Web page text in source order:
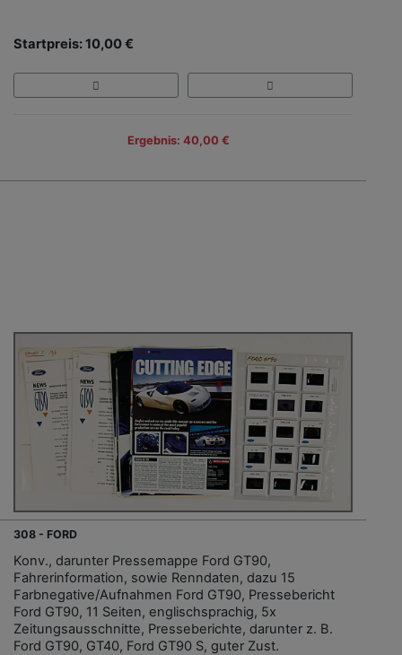
Startpreis: 10,00 €
Ergebnis: 40,00 €
308 - FORD
Konv., darunter Pressemappe Ford GT90,
Fahrerinformation, sowie Renndaten, dazu 15
Farbnegative/Aufnahmen Ford GT90, Pressebericht
Ford GT90, 11 Seiten, englischsprachig, 5x
Zeitungsausschnitte, Presseberichte, darunter z. B.
Ford GT90, GT40, Ford GT90 S, guter Zust.